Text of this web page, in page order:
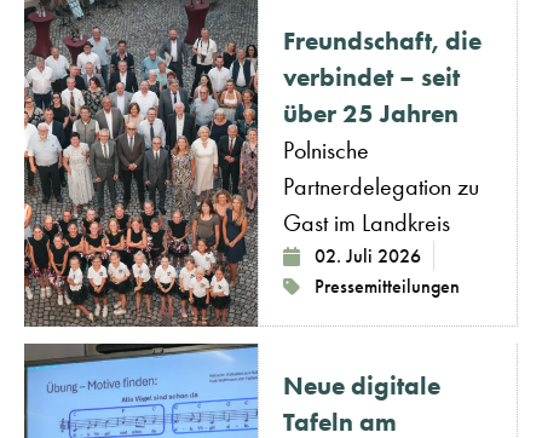
Freundschaft, die
verbindet – seit
über 25 Jahren
Polnische
Partnerdelegation zu
Gast im Landkreis
02. Juli 2026
Pressemitteilungen
Neue digitale
Tafeln am